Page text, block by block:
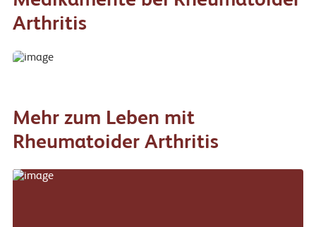
Arthritis
Mehr zum Leben mit
Rheumatoider Arthritis